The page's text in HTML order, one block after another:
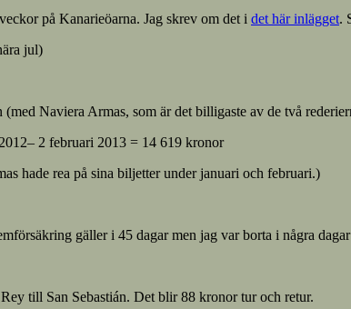
på Kanarieöarna. Jag skrev om det i det här inlägget.
jul)
Naviera Armas, som är det billigaste av de två
2 februari 2013 = 14 619 kronor
hade rea på sina biljetter under januari och februari.)
gäller i 45 dagar men jag var borta i några
till San Sebastián. Det blir 88 kronor tur och retur.